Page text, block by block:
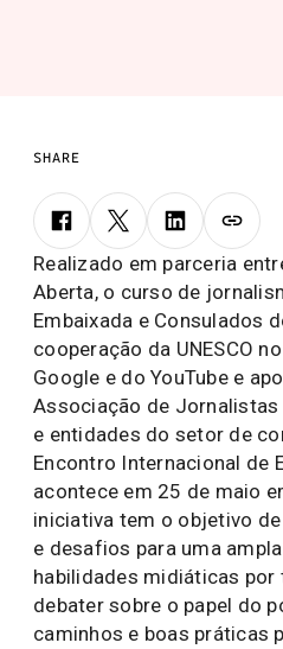
SHARE
Realizado em parceria
Aberta, o curso de
Embaixada e Consulados
cooperação da UNESCO
Google e do YouTube e
Associação de Jornalistas
e entidades do setor de
Encontro Internacional de
acontece em 25 de maio
iniciativa tem o objetivo
e desafios para uma
habilidades midiáticas por
debater sobre o papel do
caminhos e boas práticas